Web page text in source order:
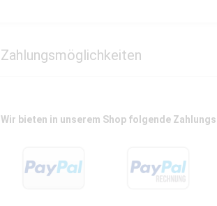
Zahlungsmöglichkeiten
Wir bieten in unserem Shop folgende